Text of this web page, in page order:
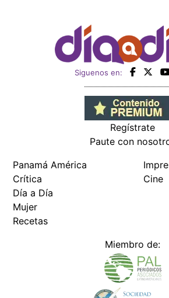
Siguenos en:
Regístrate
Paute con
Panamá América
Crítica
Día a Día
Mujer
Recetas
Cine
Miembro de: